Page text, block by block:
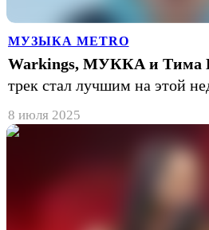
МУЗЫКА METRO
Warkings, МУККА и Тима
трек стал лучшим на этой
8 июля 2025